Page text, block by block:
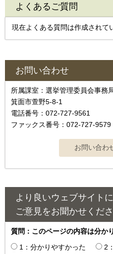
よくあるご質問
現在よくある質問は作成されて
お問い合わせ
所属課室：選挙管理委員会事
箕面市萱野5-8-1
電話番号：072-727-9561
ファックス番号：072-727-9579
より良いウェブサイト
ご意見をお聞かせくだ
質問：このページの内容は分か
1：分かりやすかった
2